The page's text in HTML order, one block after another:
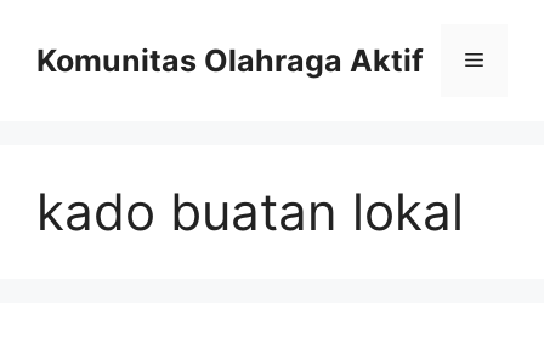
contentKomunitas Olahraga Aktif Menu
kado buatan lokal